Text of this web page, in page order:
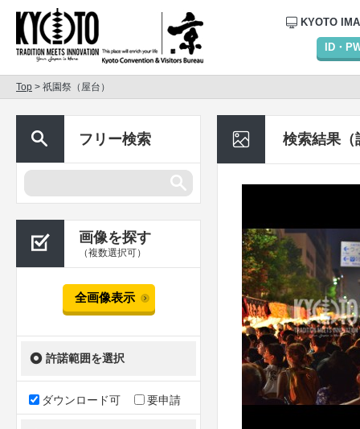
KYOTO
ID・
Top > 祇園祭（屋台）
フリー検索
画像を探す
（複数選択可）
全画像表示
許諾範囲を選択
ダウンロード可 要申請
検索結果（